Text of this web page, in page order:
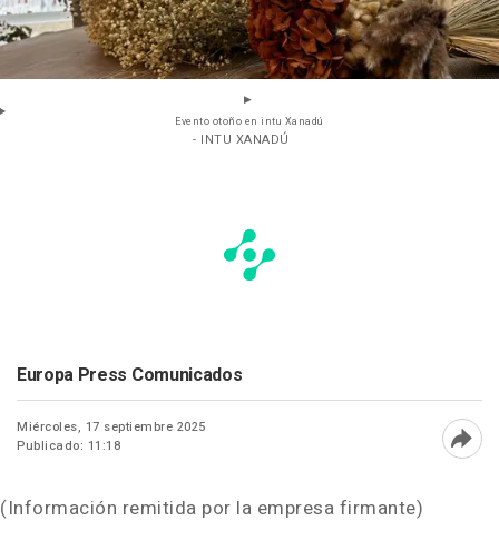
Evento otoño en intu Xanadú
- INTU XANADÚ
Europa Press Comunicados
Miércoles, 17 septiembre 2025
Publicado: 11:18
(Información remitida por la empresa firmante)